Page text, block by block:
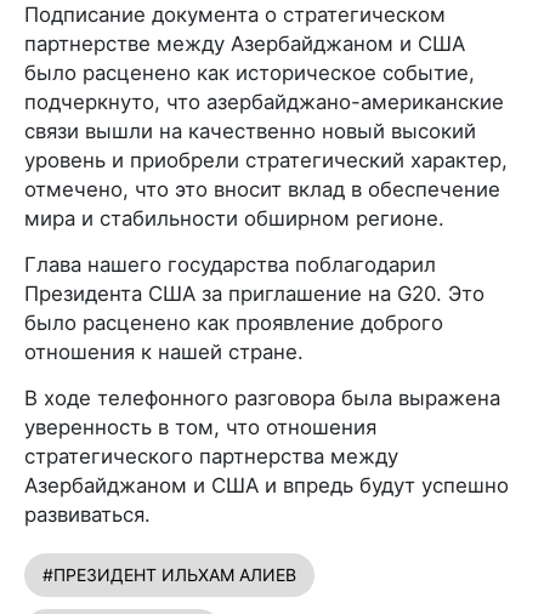
Подписание документа о стратегическом
партнерстве между Азербайджаном и США
было расценено как историческое событие,
подчеркнуто, что азербайджано-американские
связи вышли на качественно новый высокий
уровень и приобрели стратегический характер,
отмечено, что это вносит вклад в обеспечение
мира и стабильности обширном регионе.
Глава нашего государства поблагодарил
Президента США за приглашение на G20. Это
было расценено как проявление доброго
отношения к нашей стране.
В ходе телефонного разговора была выражена
уверенность в том, что отношения
стратегического партнерства между
Азербайджаном и США и впредь будут успешно
развиваться.
#ПРЕЗИДЕНТ ИЛЬХАМ АЛИЕВ